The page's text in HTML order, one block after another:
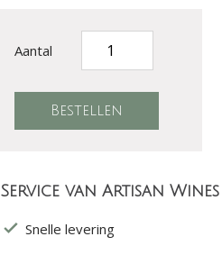
Aantal
Service van Artisan Wines
Snelle levering